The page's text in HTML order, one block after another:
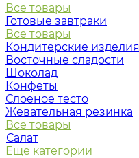
Все товары
Готовые завтраки
Все товары
Кондитерские изделия
Восточные сладости
Шоколад
Конфеты
Слоеное тесто
Жевательная резинка
Все товары
Салат
Еще категории